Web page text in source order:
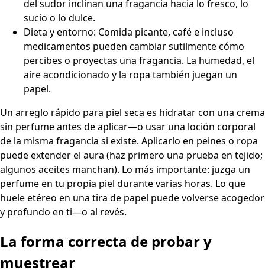
del sudor inclinan una fragancia hacia lo fresco, lo
sucio o lo dulce.
Dieta y entorno: Comida picante, café e incluso
medicamentos pueden cambiar sutilmente cómo
percibes o proyectas una fragancia. La humedad, el
aire acondicionado y la ropa también juegan un
papel.
Un arreglo rápido para piel seca es hidratar con una crema
sin perfume antes de aplicar—o usar una loción corporal
de la misma fragancia si existe. Aplicarlo en peines o ropa
puede extender el aura (haz primero una prueba en tejido;
algunos aceites manchan). Lo más importante: juzga un
perfume en tu propia piel durante varias horas. Lo que
huele etéreo en una tira de papel puede volverse acogedor
y profundo en ti—o al revés.
La forma correcta de probar y
muestrear